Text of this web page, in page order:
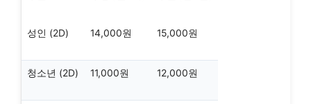
성인 (2D) 14,000원 15,000원
청소년 (2D) 11,000원 12,000원